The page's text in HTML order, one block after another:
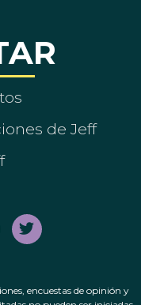
de Jeff
encuestas de opinión y